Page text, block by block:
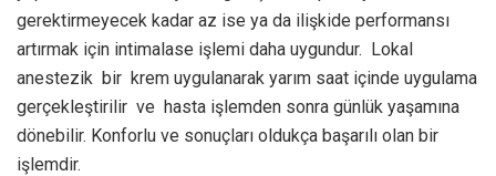
gerektirmeyecek kadar az ise ya da ilişkide performansı
artırmak için intimalase işlemi daha uygundur. Lokal
anestezik bir krem uygulanarak yarım saat içinde uygulama
gerçekleştirilir ve hasta işlemden sonra günlük yaşamına
dönebilir. Konforlu ve sonuçları oldukça başarılı olan bir
işlemdir.